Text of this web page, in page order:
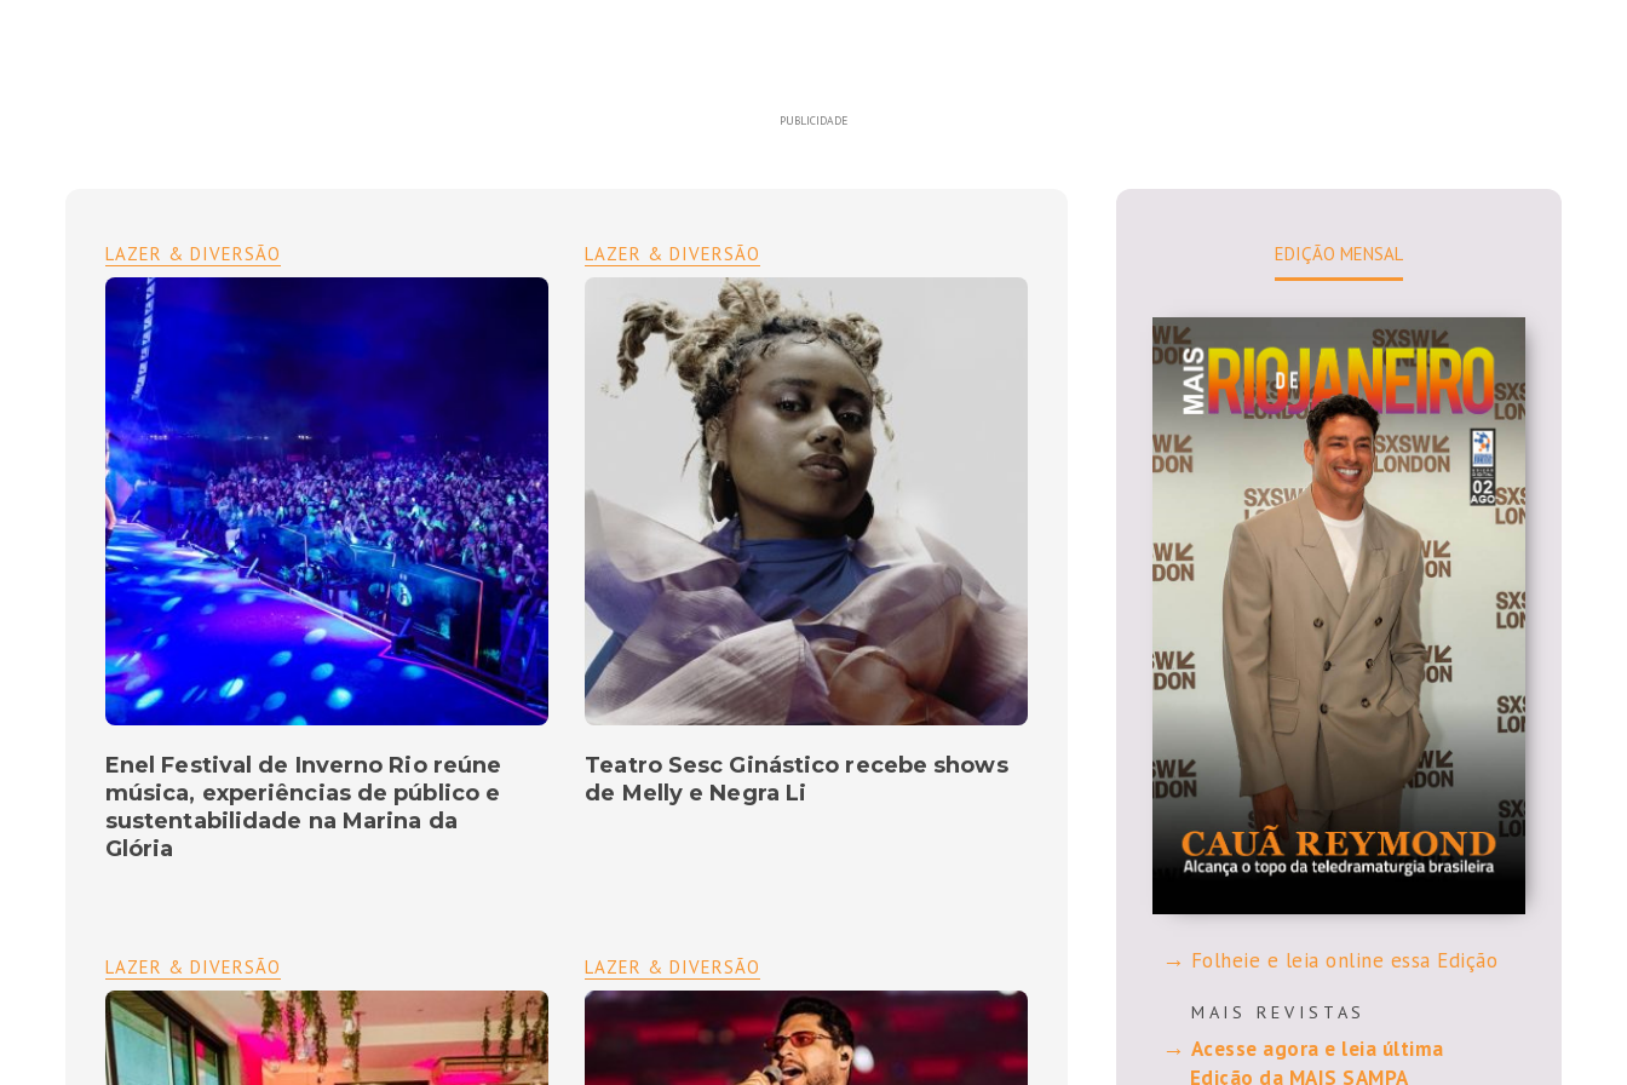
PUBLICIDADE
LAZER & DIVERSÃO
Teatro Sesc Ginástico recebe shows
de Melly e Negra Li
LAZER & DIVERSÃO
Enel Festival de Inverno Rio reúne
música, experiências de público e
sustentabilidade na Marina da
Glória
LAZER & DIVERSÃO
LAZER & DIVERSÃO
EDIÇÃO MENSAL
Folheie e leia online essa Edição
M A I S R E V I S T A S
Acesse agora e leia última
Edição da MAIS SAMPA